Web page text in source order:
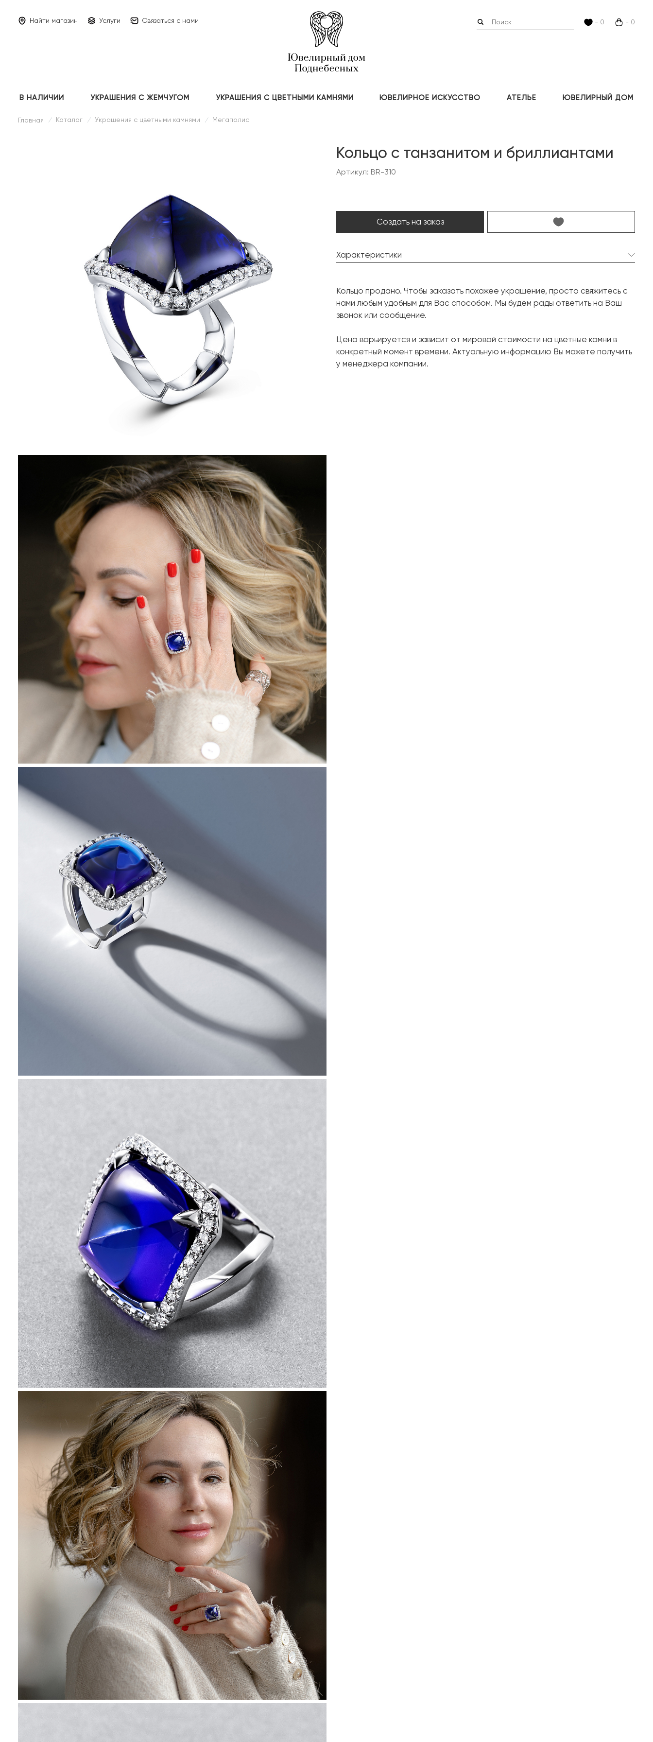
Найти магазин Услуги Связаться с нами - 0 - 0
В НАЛИЧИИ УКРАШЕНИЯ С ЖЕМЧУГОМ УКРАШЕНИЯ С ЦВЕТНЫМИ КАМНЯМИ ЮВЕЛИРНОЕ ИСКУССТВО АТЕЛЬЕ ЮВЕЛИРНЫЙ ДОМ
Главная / Каталог / Украшения с цветными камнями / Мегаполис
Кольцо с танзанитом и бриллиантами
Артикул: BR-310
Создать на заказ
Характеристики
Форма огранки:
Сахарная голова
Бриллиант:
Металл:
Белое золото, 750 проба
Вес грамм:
Кольцо продано. Чтобы заказать похожее украшение, просто свяжитесь с
нами любым удобным для Вас способом. Мы будем рады ответить на Ваш
звонок или сообщение.
Цена варьируется и зависит от мировой стоимости на цветные камни в
конкретный момент времени. Актуальную информацию Вы можете получить
у менеджера компании.